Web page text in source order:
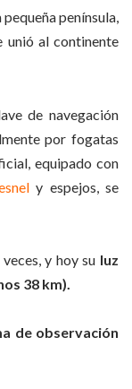
península,
unió al continente
de navegación
por fogatas
equipado con
y espejos, se
y hoy su luz
38 km).
de observación